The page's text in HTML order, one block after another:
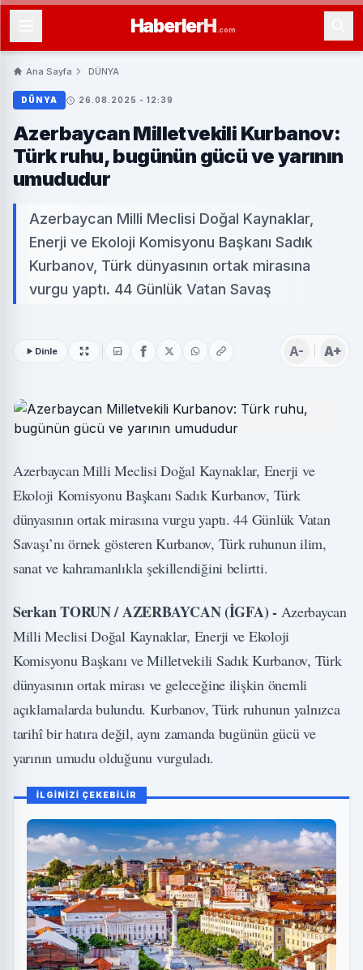
HaberlerH .com
Ana Sayfa DÜNYA
DÜNYA 26.08.2025 - 12:39
Azerbaycan Milletvekili Kurbanov:
Türk ruhu, bugünün gücü ve yarının
umududur
Azerbaycan Milli Meclisi Doğal Kaynaklar,
Enerji ve Ekoloji Komisyonu Başkanı Sadık
Kurbanov, Türk dünyasının ortak mirasına
vurgu yaptı. 44 Günlük Vatan Savaş
Dinle A- A+
Azerbaycan Milli Meclisi Doğal Kaynaklar, Enerji ve
Ekoloji Komisyonu Başkanı Sadık Kurbanov, Türk
dünyasının ortak mirasına vurgu yaptı. 44 Günlük Vatan
Savaşı’nı örnek gösteren Kurbanov, Türk ruhunun ilim,
sanat ve kahramanlıkla şekillendiğini belirtti.
Serkan TORUN / AZERBAYCAN (İGFA) - Azerbaycan
Milli Meclisi Doğal Kaynaklar, Enerji ve Ekoloji
Komisyonu Başkanı ve Milletvekili Sadık Kurbanov, Türk
dünyasının ortak mirası ve geleceğine ilişkin önemli
açıklamalarda bulundu. Kurbanov, Türk ruhunun yalnızca
tarihî bir hatıra değil, aynı zamanda bugünün gücü ve
yarının umudu olduğunu vurguladı.
İLGİNİZİ ÇEKEBİLİR